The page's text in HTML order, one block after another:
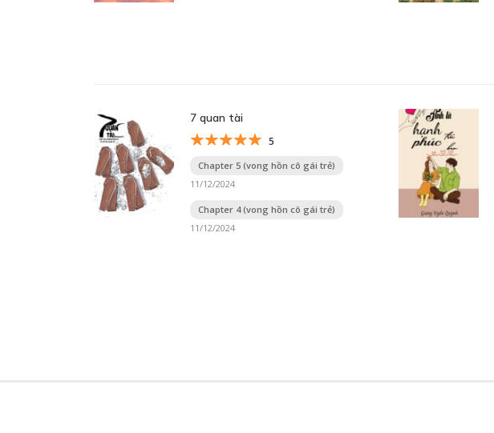
7 quan tài
5
Chapter 5 (vong hồn cô gái trẻ)
11/12/2024
Chapter 4 (vong hồn cô gái trẻ)
11/12/2024